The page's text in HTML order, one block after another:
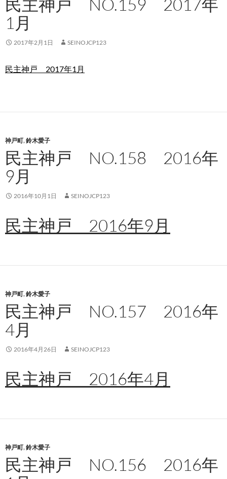
1月
2017年2月1日 SEINOJCP123
民主神戸 2017年1月
神戸町,鈴木愛子
民主神戸 NO.158 2016年
9月
2016年10月1日 SEINOJCP123
民主神戸 2016年9月
神戸町,鈴木愛子
民主神戸 NO.157 2016年
4月
2016年4月26日 SEINOJCP123
民主神戸 2016年4月
神戸町,鈴木愛子
民主神戸 NO.156 2016年